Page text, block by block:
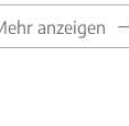
anzeigen